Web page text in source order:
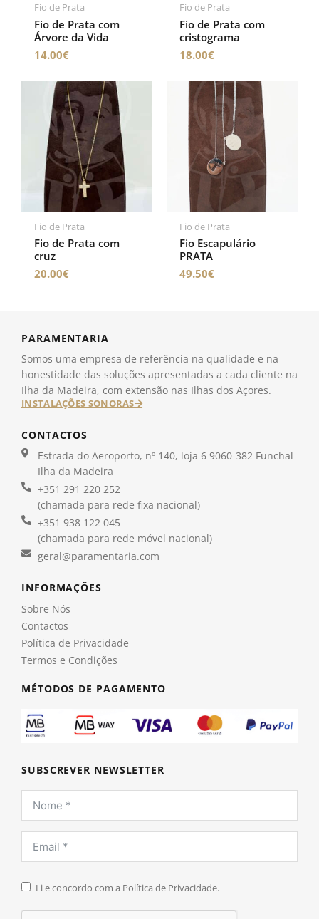
Fio de Prata
Fio de Prata com
Árvore da Vida
14.00€
Fio de Prata
Fio de Prata com
cristograma
18.00€
Fio de Prata
Fio de Prata com
cruz
20.00€
Fio de Prata
Fio Escapulário
PRATA
49.50€
PARAMENTARIA
Somos uma empresa de referência na qualidade e na
honestidade das soluções apresentadas a cada cliente na
Ilha da Madeira, com extensão nas Ilhas dos Açores.
INSTALAÇÕES SONORAS
CONTACTOS
Estrada do Aeroporto, nº 140, loja 6 9060-382 Funchal
Ilha da Madeira
+351 291 220 252
(chamada para rede fixa nacional)
+351 938 122 045
(chamada para rede móvel nacional)
geral@paramentaria.com
INFORMAÇÕES
Sobre Nós
Contactos
Política de Privacidade
Termos e Condições
MÉTODOS DE PAGAMENTO
SUBSCREVER NEWSLETTER
Li e concordo com a Política de Privacidade.